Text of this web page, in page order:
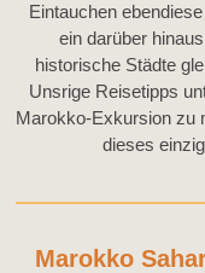
Eintauchen
ein darüber
historische Städte
Unsrige Reisetipps
Marokko-Exkursion zu
dieses
Marokko